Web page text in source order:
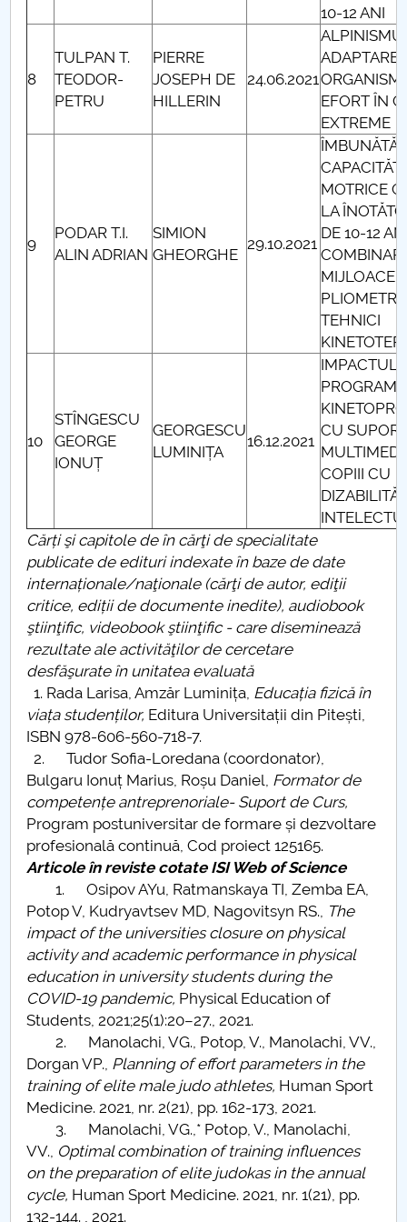
10-12 ANI
8
TULPAN T.
TEODOR-
PETRU
PIERRE
JOSEPH DE
HILLERIN
24.06.2021
EFORT ÎN
EXTREME
9
PODAR T.I.
ALIN ADRIAN
SIMION
GHEORGHE
29.10.2021
MOTRICE
LA
DE 10-12
TEHNICI
10
STÎNGESCU
GEORGE
IONUȚ
GEORGESCU
LUMINIȚA
16.12.2021
IMPACTUL
CU
COPIII CU
Cărți şi capitole de în cărţi de specialitate
publicate de edituri indexate în baze de date
internaționale/naţionale (cărţi de autor, ediţii
critice, ediții de documente inedite), audiobook
ştiinţific, videobook ştiinţific - care diseminează
rezultate ale activităţilor de cercetare
desfăşurate în unitatea evaluată
1. Rada Larisa, Amzăr Luminița, Educația fizică în
viața studenților, Editura Universitații din Pitești,
ISBN 978-606-560-718-7.
2. Tudor Sofia-Loredana (coordonator),
Bulgaru Ionuț Marius, Roșu Daniel, Formator de
competențe antreprenoriale- Suport de Curs,
Program postuniversitar de formare și dezvoltare
profesională continuă, Cod proiect 125165.
Articole în reviste cotate ISI Web of Science
1. Osipov AYu, Ratmanskaya TI, Zemba EA,
Potop V, Kudryavtsev MD, Nagovitsyn RS., The
impact of the universities closure on physical
activity and academic performance in physical
education in university students during the
COVID-19 pandemic, Physical Education of
Students, 2021;25(1):20–27., 2021.
2. Manolachi, VG., Potop, V., Manolachi, VV.,
Dorgan VP., Planning of effort parameters in the
training of elite male judo athletes, Human Sport
Medicine. 2021, nr. 2(21), pp. 162-173, 2021.
3. Manolachi, VG.,* Potop, V., Manolachi,
VV., Optimal combination of training influences
on the preparation of elite judokas in the annual
cycle, Human Sport Medicine. 2021, nr. 1(21), pp.
132-144. , 2021.